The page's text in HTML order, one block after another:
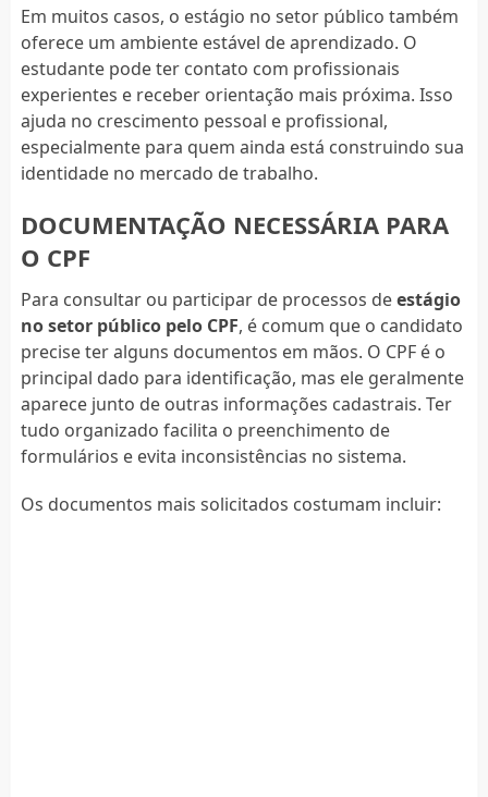
Em muitos casos, o estágio no setor público também
oferece um ambiente estável de aprendizado. O
estudante pode ter contato com profissionais
experientes e receber orientação mais próxima. Isso
ajuda no crescimento pessoal e profissional,
especialmente para quem ainda está construindo sua
identidade no mercado de trabalho.
DOCUMENTAÇÃO NECESSÁRIA PARA
O CPF
Para consultar ou participar de processos deestágio
no setor público pelo CPF, é comum que o candidato
precise ter alguns documentos em mãos. O CPF é o
principal dado para identificação, mas ele geralmente
aparece junto de outras informações cadastrais. Ter
tudo organizado facilita o preenchimento de
formulários e evita inconsistências no sistema.
Os documentos mais solicitados costumam incluir: